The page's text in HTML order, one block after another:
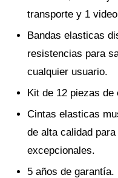
transporte y 1
Bandas elasticas
resistencias para
cualquier usuario.
Kit de 12 piezas
Cintas elasticas
de alta calidad
excepcionales.
5 años de garantía.